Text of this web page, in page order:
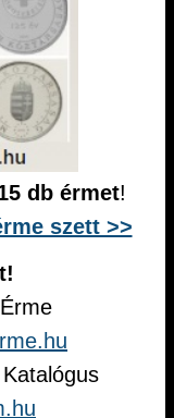
db érmet!
szett >>